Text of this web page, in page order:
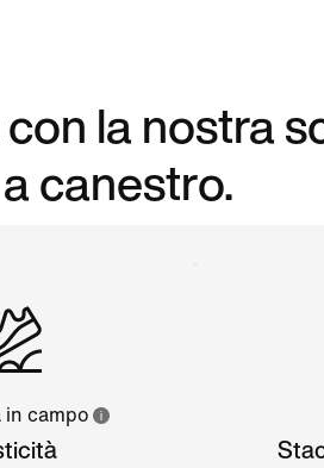
la nostra
canestro.
in campo